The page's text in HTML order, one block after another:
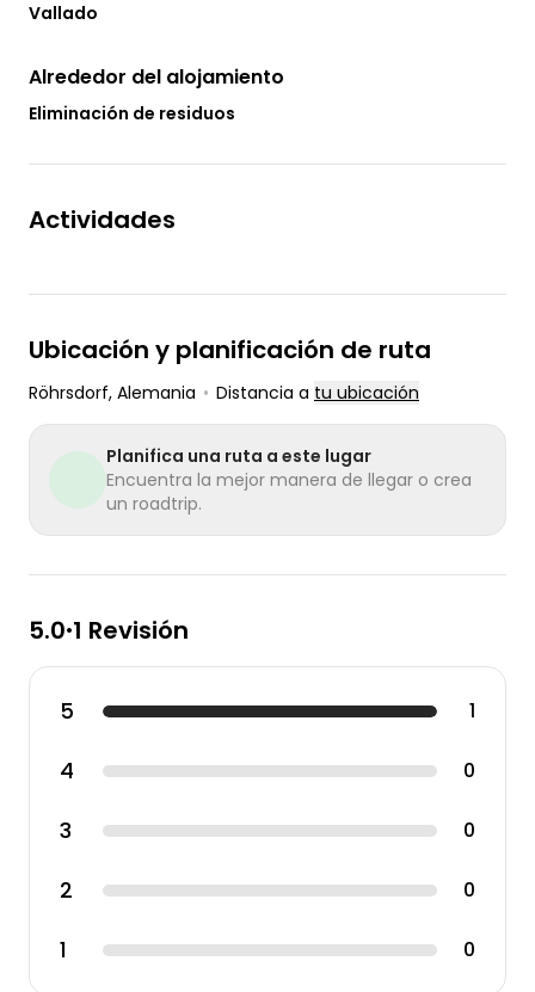
Vallado
Alrededor del alojamiento
Eliminación de residuos
Actividades
Ubicación y planificación de ruta
Röhrsdorf, Alemania • Distancia a tu ubicación
Planifica una ruta a este lugar
Encuentra la mejor manera de llegar o crea
un roadtrip.
5.0•1 Revisión
5 1
4 0
3 0
2 0
1 0